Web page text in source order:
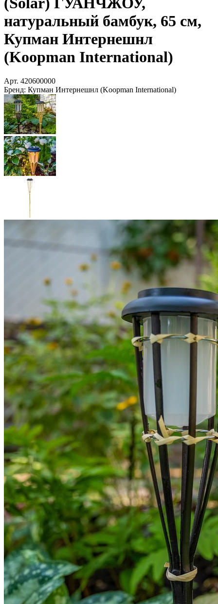
натуральный бамбук, 65 см,
Купман Интернешнл
(Koopman International)
Арт. 420600000
Бренд: Купман Интернешнл (Koopman International)